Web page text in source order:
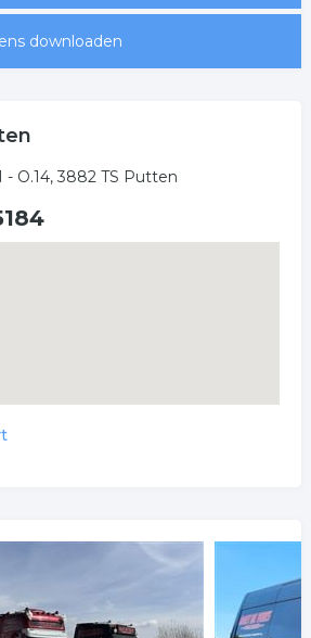
downloaden
O.14, 3882 TS Putten